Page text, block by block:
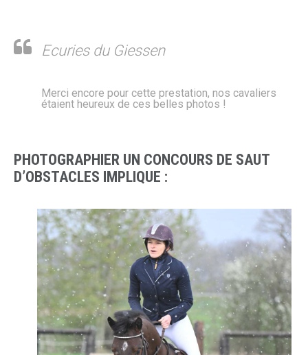
Ecuries du Giessen
Merci encore pour cette prestation, nos cavaliers
étaient heureux de ces belles photos !
PHOTOGRAPHIER UN CONCOURS DE SAUT
D’OBSTACLES IMPLIQUE :